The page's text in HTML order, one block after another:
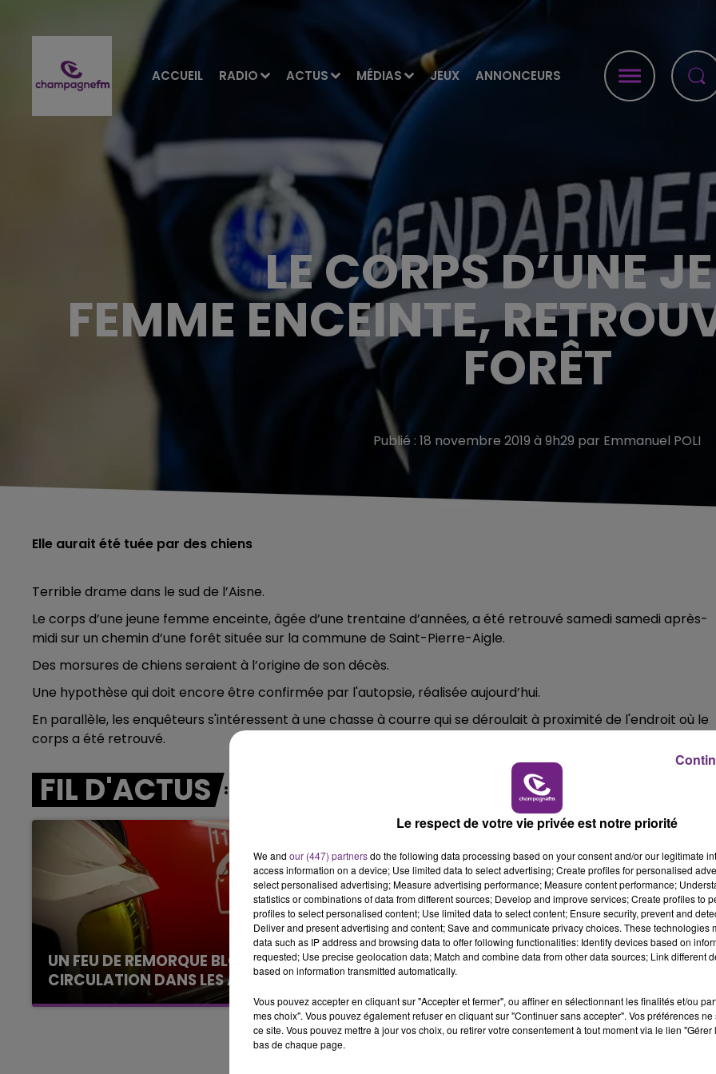
ACCUEIL RADIO ACTUS MÉDIAS JEUX ANNONCEURS
10h00 - 14h00
LE TICKET DE CAISSE
14h00 - 15h00
LE CORPS D’UNE
FEMME ENCEINTE,
FORÊT
Publié : 18 novembre 2019 à 9h29 par Emmanuel POLI
Elle aurait été tuée par des chiens
Terrible drame dans le sud de l’Aisne.
Le corps d’une jeune femme enceinte, âgée d’une trentaine d’années, a été retrouvé samedi samedi après-
midi sur un chemin d’une forêt située sur la commune de Saint-Pierre-Aigle.
Des morsures de chiens seraient à l’origine de son décès.
Une hypothèse qui doit encore être confirmée par l'autopsie, réalisée aujourd’hui.
En parallèle, les enquêteurs s'intéressent à une chasse à courre qui se déroulait à proximité de l'endroit où le
corps a été retrouvé.
FIL D'ACTUS
UN FEU DE REMORQUE BLOQUE LA
CIRCULATION DANS LES ARDENNES
Un feu de remorque s'est déclaré ce mercredi
VENEZ FÊTER CE WEEK-END
L'ANNIVERSAIRE DE WOINIC
Ce samedi 8 août sera un grand jour :
l'anniversaire du plus gros sanglier du monde.
Une fête est donc organisée et vous êtes tous
Le respect de votre vie privée est notre priorité
We and our (447) partnersdo the following data processing based on your consent and/or our legitimate
access information on a device; Use limited data to select advertising; Create profiles for personalised
select personalised advertising; Measure advertising performance; Measure content performance;
statistics or combinations of data from different sources; Develop and improve services; Create profiles to
profiles to select personalised content; Use limited data to select content; Ensure security, prevent and
Deliver and present advertising and content; Save and communicate privacy choices. These technologies
data such as IP address and browsing data to offer following functionalities: Identify devices based on
requested; Use precise geolocation data; Match and combine data from other data sources; Link different
based on information transmitted automatically.
Vous pouvez accepter en cliquant sur "Accepter et fermer", ou affiner en sélectionnant les finalités et/ou
mes choix". Vous pouvez également refuser en cliquant sur "Continuer sans accepter". Vos préférences
ce site. Vous pouvez mettre à jour vos choix, ou retirer votre consentement à tout moment via le lien
bas de chaque page.